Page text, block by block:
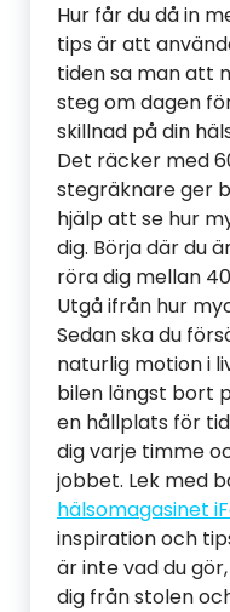
Hur får du då in
tips är att
tiden sa man att
steg om dagen
skillnad på din
Det räcker med
stegräknare ger
hjälp att se hur
dig. Börja där du
röra dig mellan
Utgå ifrån hur
Sedan ska du
naturlig motion i
bilen längst bort
en hållplats för
dig varje timme
jobbet. Lek med
hälsomagasinet
inspiration och
är inte vad du
dig från stolen